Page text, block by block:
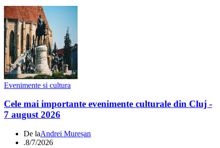
Evenimente si cultura
Cele mai importante evenimente culturale din Cluj -
7 august 2026
De laAndrei Mureșan
.8/7/2026